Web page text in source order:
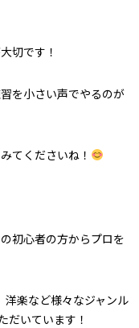
切です！
を小さい声でやるのが
てくださいね！
初心者の方からプロを
楽など様々なジャンル
だいています！